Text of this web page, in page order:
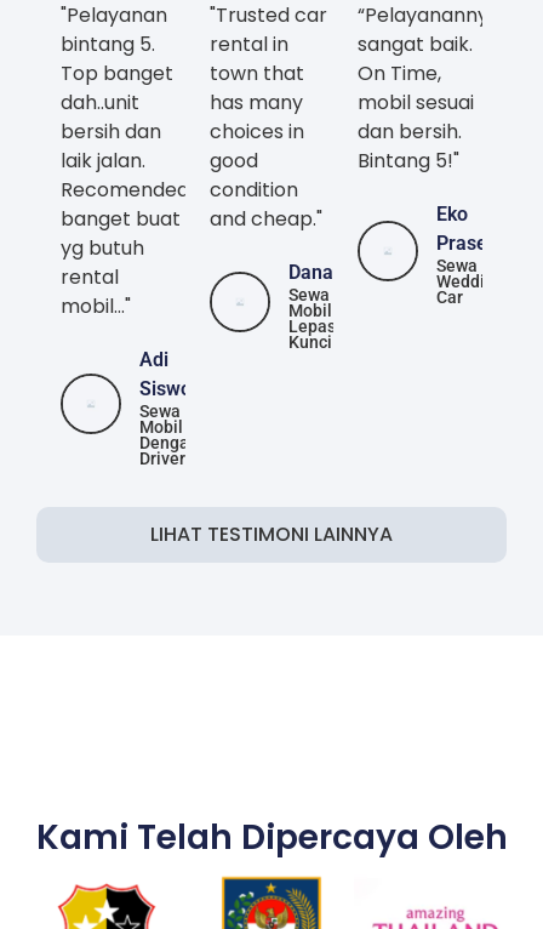
"Pelayanan
bintang 5.
Top banget
dah..unit
bersih dan
laik jalan.
Recomended
banget buat
yg butuh
rental
mobil..."
Adi
Siswoyo
Sewa
Mobil
Dengan
Driver
"Trusted car
rental in
town that
has many
choices in
good
condition
and cheap."
Danang
Sewa
Mobil
Lepas
Kunci
“Pelayanannya
sangat baik.
On Time,
mobil sesuai
dan bersih.
Bintang 5!"
Eko
Prasetya
Sewa
Wedding
Car
LIHAT TESTIMONI LAINNYA
Kami Telah Dipercaya Oleh